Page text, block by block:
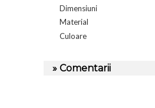
Dimensiuni
Material
Culoare
» Comentarii